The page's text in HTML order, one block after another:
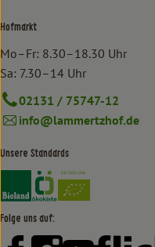
Hofmarkt
Mo–Fr: 8.30–18.30 Uhr
Sa: 7.30–14 Uhr
02131 / 75747-12
info@lammertzhof.de
Unsere Standards
Externer Link zu
Externer Link zu
Folge uns auf:
Externer Link zu
Externer Link
Externer